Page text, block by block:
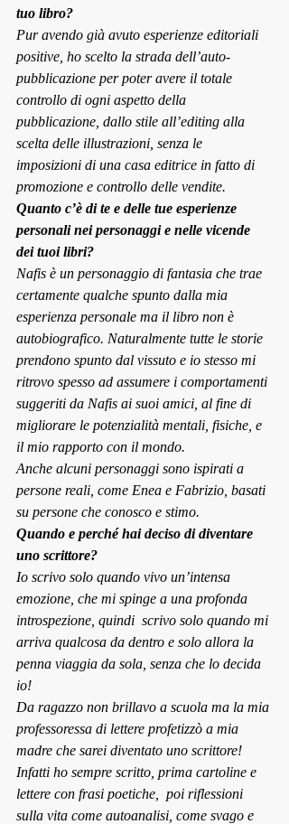
tuo libro?
Pur avendo già avuto esperienze editoriali
positive, ho scelto la strada dell’auto-
pubblicazione per poter avere il totale
controllo di ogni aspetto della
pubblicazione, dallo stile all’editing alla
scelta delle illustrazioni, senza le
imposizioni di una casa editrice in fatto di
promozione e controllo delle vendite.
Quanto c’è di te e delle tue esperienze
personali nei personaggi e nelle vicende
dei tuoi libri?
Nafis è un personaggio di fantasia che trae
certamente qualche spunto dalla mia
esperienza personale ma il libro non è
autobiografico. Naturalmente tutte le storie
prendono spunto dal vissuto e io stesso mi
ritrovo spesso ad assumere i comportamenti
suggeriti da Nafis ai suoi amici, al fine di
migliorare le potenzialità mentali, fisiche, e
il mio rapporto con il mondo.
Anche alcuni personaggi sono ispirati a
persone reali, come Enea e Fabrizio, basati
su persone che conosco e stimo.
Quando e perché hai deciso di diventare
uno scrittore?
Io scrivo solo quando vivo un’intensa
emozione, che mi spinge a una profonda
introspezione, quindi  scrivo solo quando mi
arriva qualcosa da dentro e solo allora la
penna viaggia da sola, senza che lo decida
io!
Da ragazzo non brillavo a scuola ma la mia
professoressa di lettere profetizzò a mia
madre che sarei diventato uno scrittore!
Infatti ho sempre scritto, prima cartoline e
lettere con frasi poetiche,  poi riflessioni
sulla vita come autoanalisi, come svago e